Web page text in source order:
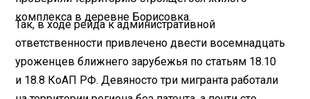
комплекса в деревне Борисовка.
Так, в ходе рейда к административной
ответственности привлечено двести восемнадцать
уроженцев ближнего зарубежья по статьям 18.10
и 18.8 КоАП РФ. Девяносто три мигранта работали